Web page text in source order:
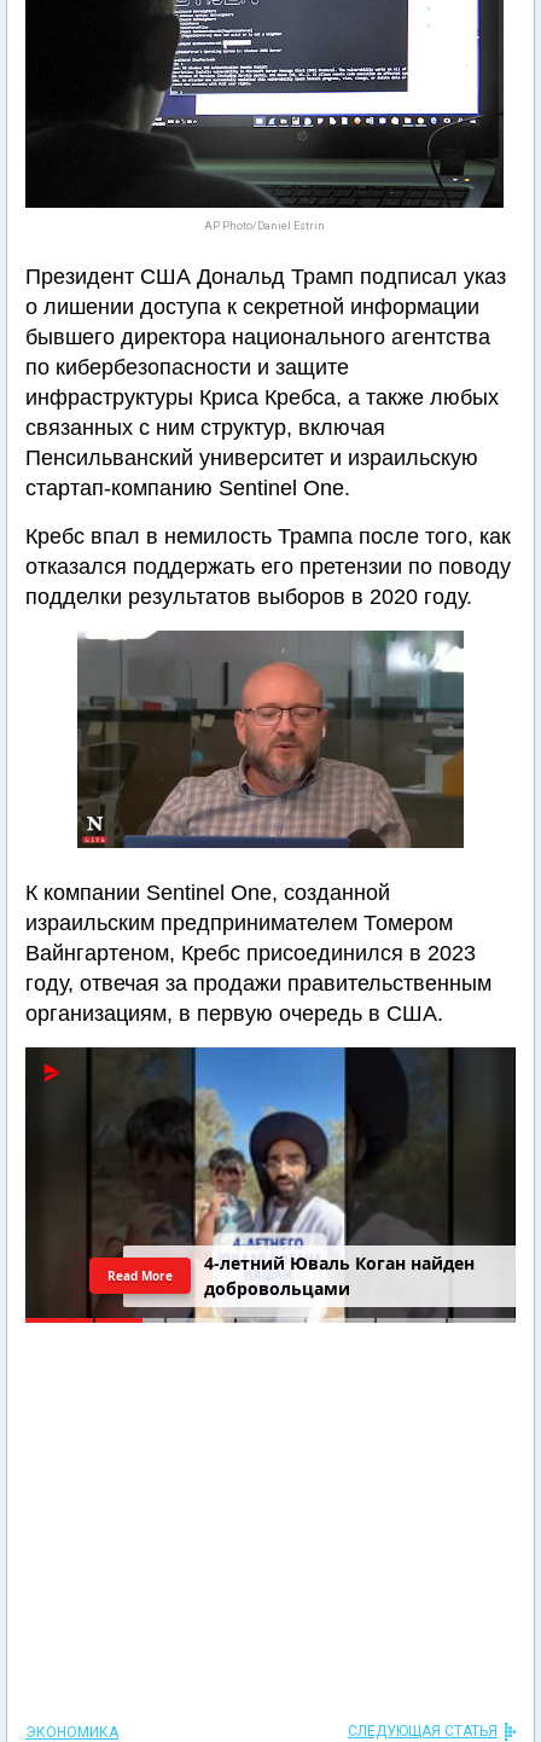
AP Photo/Daniel Estrin
Президент США Дональд Трамп подписал указ
о лишении доступа к секретной информации
бывшего директора национального агентства
по кибербезопасности и защите
инфраструктуры Криса Кребса, а также любых
связанных с ним структур, включая
Пенсильванский университет и израильскую
стартап-компанию Sentinel One.
Кребс впал в немилость Трампа после того, как
отказался поддержать его претензии по поводу
подделки результатов выборов в 2020 году.
К компании Sentinel One, созданной
израильским предпринимателем Томером
Вайнгартеном, Кребс присоединился в 2023
году, отвечая за продажи правительственным
организациям, в первую очередь в США.
4-летний Юваль Коган найден
добровольцами
Read More
ЭКОНОМИКА СЛЕДУЮЩАЯ СТАТЬЯ